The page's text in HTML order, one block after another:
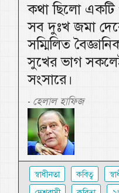
কথা ছিলো
সব দুঃখ জমা
সম্মিলিত
সুখের ভাগ
সংসারে।
- হেলাল হাফিজ
স্বাধীনতা কবিত্ব